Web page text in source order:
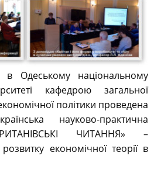
Одеському національному
кафедрою загальної
політики проведена
науково-практична
ЧИТАННЯ» –
економічної теорії в